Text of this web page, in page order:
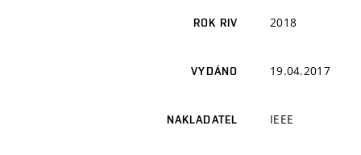
ROK RIV 2018
VYDÁNO 19.04.2017
NAKLADATEL IEEE